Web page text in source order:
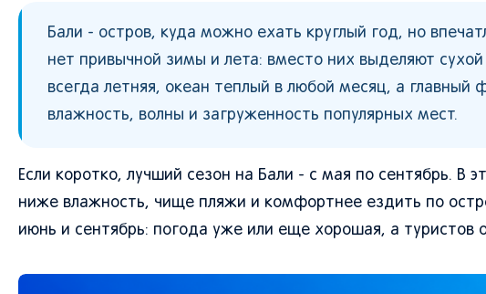
Бали - остров, куда можно ехать круглый год, но
нет привычной зимы и лета: вместо них выделяют
всегда летняя, океан теплый в любой месяц, а главный
влажность, волны и загруженность популярных мест.
Если коротко, лучший сезон на Бали - с мая по сентябрь.
ниже влажность, чище пляжи и комфортнее ездить по
июнь и сентябрь: погода уже или еще хорошая, а туристов